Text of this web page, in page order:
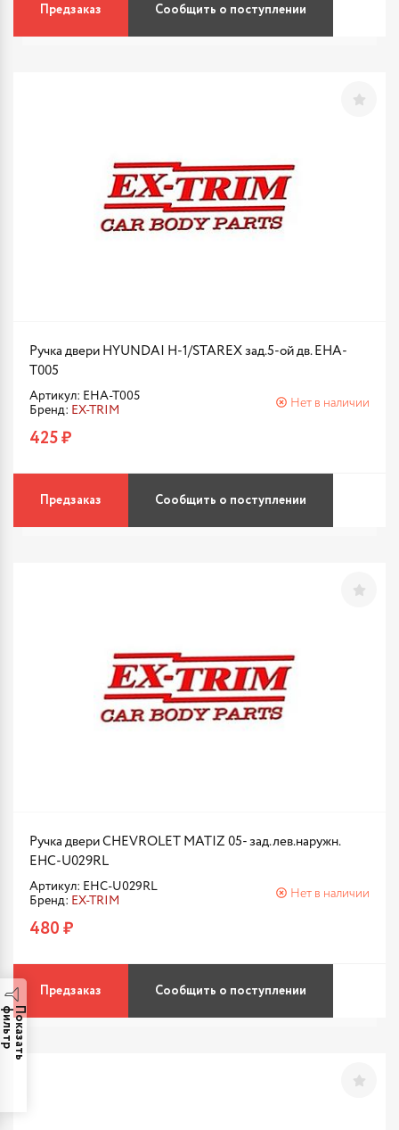
П
о
к
а
з
а
т
ь
ф
и
л
ь
т
Предзаказ Сообщить о поступлении
Ручка двери HYUNDAI H-1/STAREX зад.5-ой дв. EHA-
T005
Артикул: EHA-T005
Бренд: EX-TRIM
Нет в наличии
425 ₽
Предзаказ Сообщить о поступлении
Ручка двери CHEVROLET MATIZ 05- зад.лев.наружн.
EHC-U029RL
Артикул: EHC-U029RL
Бренд: EX-TRIM
Нет в наличии
480 ₽
Предзаказ Сообщить о поступлении